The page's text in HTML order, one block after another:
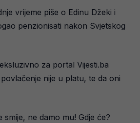
vrijeme piše o Edinu Džeki i
penzionisati nakon Svjetskog
za portal Vijesti.ba
nije u platu, te da oni
smije, ne damo mu! Gdje će?